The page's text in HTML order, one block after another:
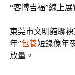
“客博吉福”線上展
東莞市文明館聯
年”包養短錄像年
放量。